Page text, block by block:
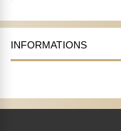
INFORMATIONS